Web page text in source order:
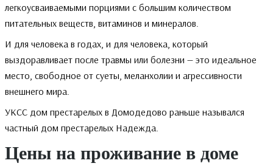
легкоусваиваемыми порциями с большим количеством
питательных веществ, витаминов и минералов.
И для человека в годах, и для человека, который
выздоравливает после травмы или болезни — это идеальное
место, свободное от суеты, меланхолии и агрессивности
внешнего мира.
УКСС дом престарелых в Домодедово раньше назывался
частный дом престарелых Надежда.
Цены на проживание в доме